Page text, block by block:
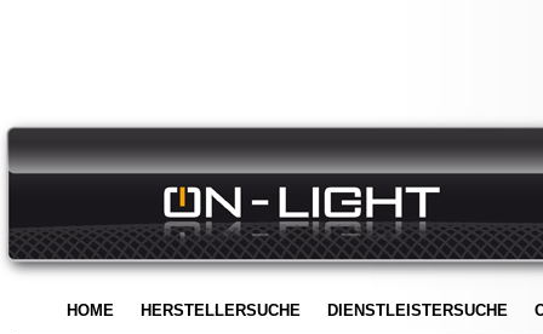
HOME HERSTELLERSUCHE DIENSTLEISTERSUCHE